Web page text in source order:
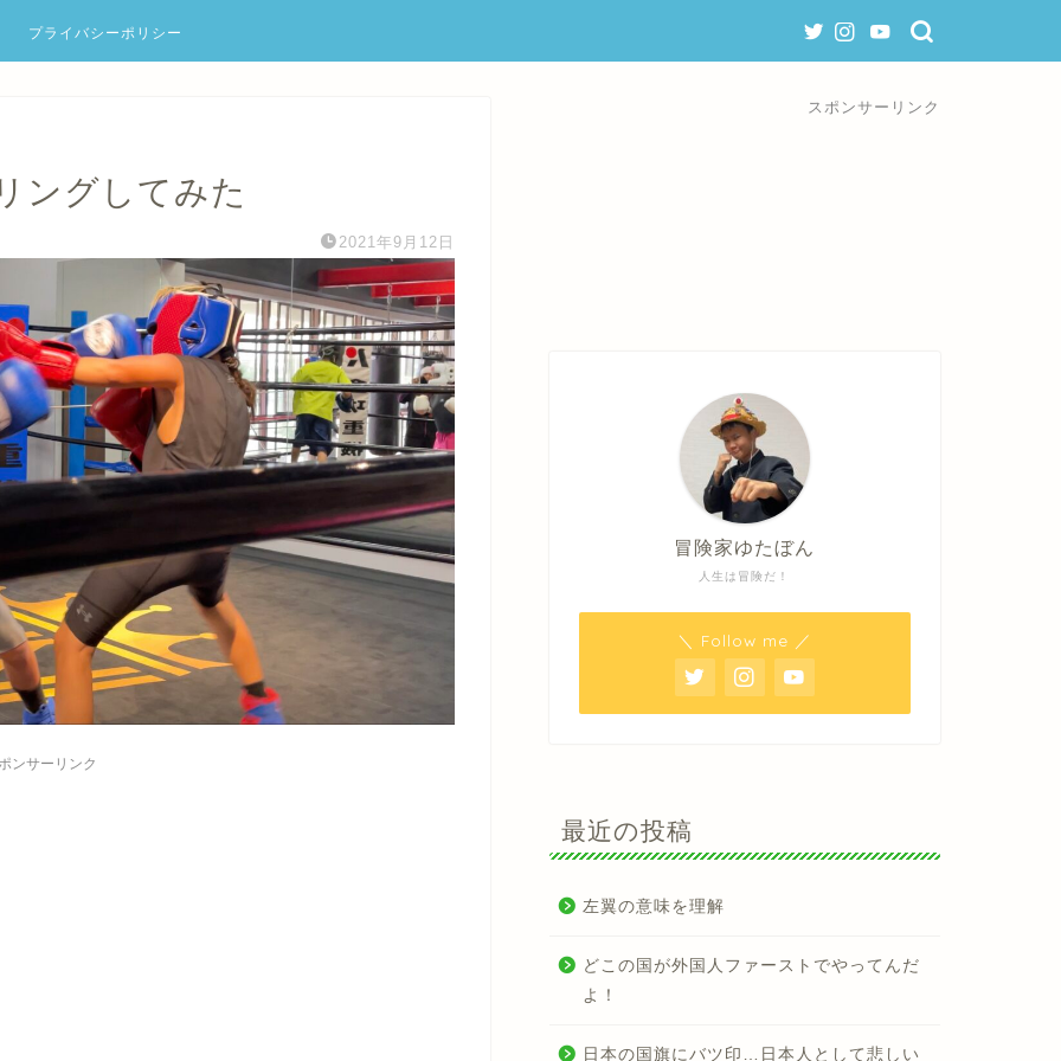
プライバシーポリシー
ングしてみた
2021年9月12日
ンサーリンク
スポンサーリンク
人生は冒険だ！
冒険家ゆたぼん
＼ Follow me ／
最近の投稿
左翼の意味を理解
どこの国が外国人ファーストでやってんだ
よ！
日本の国旗にバツ印…日本人として悲しい